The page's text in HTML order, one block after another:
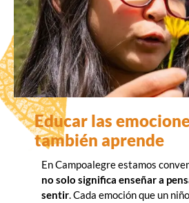
Educar las
también aprende
En Campoalegre estamos
no solo significa enseñar a
sentir. Cada emoción que un